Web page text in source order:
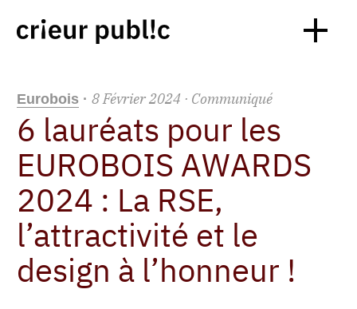
Eurobois · 8Février2024 · Communiqué
6 lauréats pour les
EUROBOIS AWARDS
2024 : La RSE,
l’attractivité et le
design à l’honneur !